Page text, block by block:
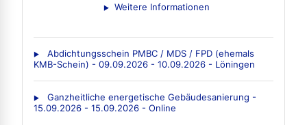
Weitere Informationen
Abdichtungsschein PMBC / MDS / FPD (ehemals
KMB-Schein) - 09.09.2026 - 10.09.2026 - Löningen
Ganzheitliche energetische Gebäudesanierung -
15.09.2026 - 15.09.2026 - Online